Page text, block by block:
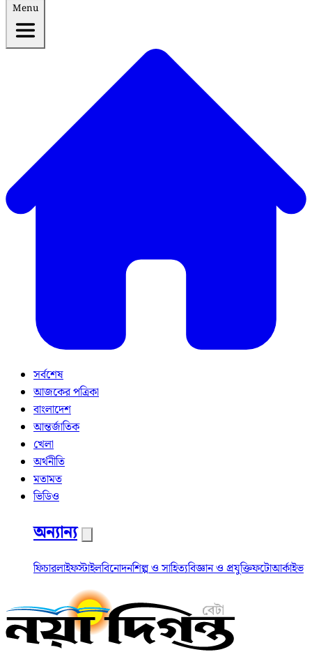
Menu
সর্বশেষ
আজকের পত্রিকা
বাংলাদেশ
আন্তর্জাতিক
খেলা
অর্থনীতি
মতামত
ভিডিও
অন্যান্য
ফিচারলাইফস্টাইলবিনোদনশিল্প ও সাহিত্যবিজ্ঞান ও প্রযুক্তিফটোআর্কাইভ